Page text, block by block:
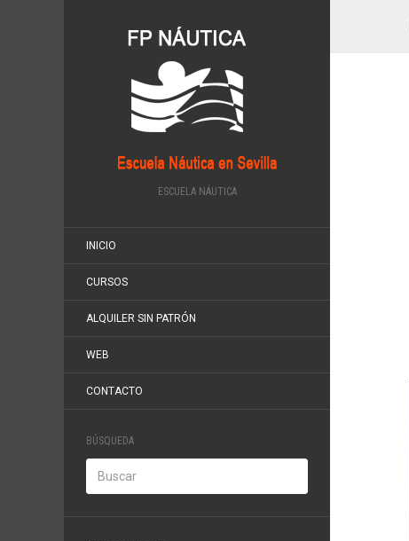
ESCUELA NÁUTICA
INICIO
CURSOS
ALQUILER SIN PATRÓN
WEB
CONTACTO
BÚSQUEDA